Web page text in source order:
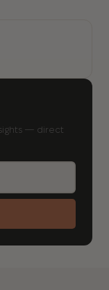
— direct